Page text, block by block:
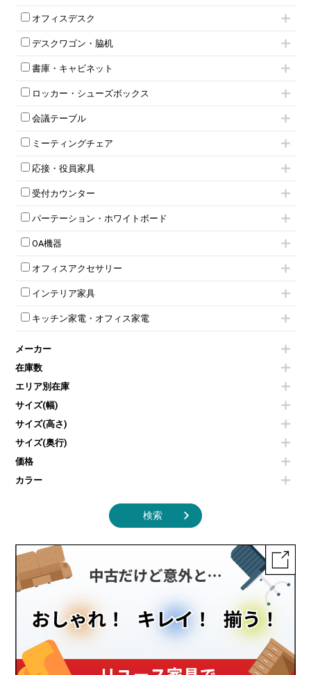
肘付きチェア
肘無しチェア
役員チェア
オフィスチェアその他
オフィスデスク
片袖机
フリーアドレスデスク（ベンチデスク）
昇降デスク
両袖机
デスクワゴン・脇机
インワゴン2段
インワゴン3段
脇机
書庫・キャビネット
ハイキャビネット
ローキャビネット
両開きキャビネット
上下連結キャビネット
軽量ラック（スチールラック）
収納家具その他
両開書庫
ラテラル書庫
ロッカー・シューズボックス
1人用ロッカー
2人用ロッカー
3人用ロッカー
5人用ロッカー
8人用ロッカー
多人数ロッカー
ダイヤル錠ロッカー
ダイヤル錠ロッカー
ワードローブ・クローゼット
会議テーブル
ミーティングテーブル
スタッキングテーブル
ネスティングテーブル
カウンターテーブル
T字脚テーブル
会議テーブルW1200～
会議テーブルW1800～
平行スタックテーブル
会議テーブルその他
ミーティングチェア
キャスター付きミーティングチェア
スタッキングミーティングチェア
テーブル付きミーティングチェア
折りたたみミーティングチェア
ハイチェア
ミーティングチェアその他
応接・役員家具
応接セット
応接ソファ
応接チェア
応接・役員家具その他
受付カウンター
ハイカウンター
ローカウンター
ラウンジカウンター
パーテーション・ホワイトボード
パーテーション
自立タイプパーテーション
パーテーションその他
壁掛けホワイトボード
ホワイトボードその他
OA機器
電話機（ビジネスフォン）
シュレッダー
スクリーン
その他OA機器
オフィスアクセサリー
チェア用台車
演台・講演台・演説台
防音パネル
コートハンガー・ポールハンガー
傘立て
食器棚・キッチンキャビネット
カタログスタンド
オフィスアクセサリーその他
インテリア家具
モールドチェア
ダイニングチェア
カウンターテーブル
センターテーブル・サイドテーブル
ベンチ・スツール
ソファ
シェルフ
ダストボックス（ゴミ箱）
インテリア家具その他
キッチン家電・オフィス家電
冷蔵庫・洗濯機
空気清浄機・加湿器
液晶テレビ・モニター類
エアコン
照明機器
掃除機
季節家電
メーカー
在庫数
エリア別在庫
サイズ(幅)
サイズ(高さ)
サイズ(奥行)
価格
カラー
検索